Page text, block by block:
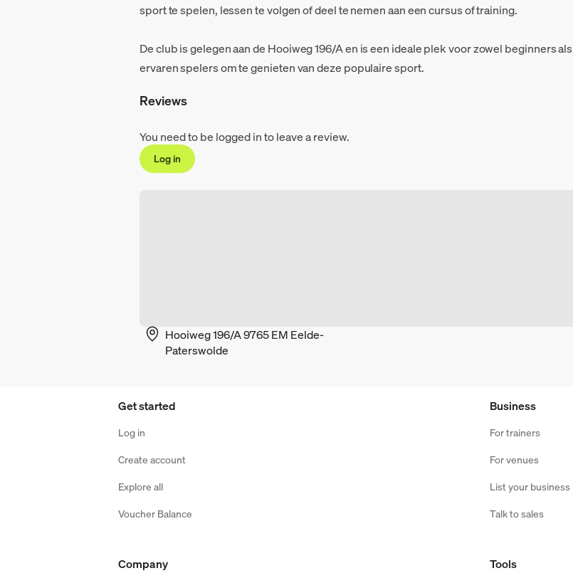
sport te spelen, lessen te volgen of deel te nemen aan een cursus of training.
De club is gelegen aan de Hooiweg 196/A en is een ideale plek voor zowel beginners als
ervaren spelers om te genieten van deze populaire sport.
Reviews
You need to be logged in to leave a review.
Log in
Hooiweg 196/A 9765 EM Eelde-
Paterswolde
Get started
Log in
Create account
Explore all
Voucher Balance
Business
For trainers
For venues
List your business
Talk to sales
Company Tools